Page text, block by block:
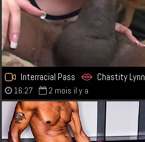
Interracial Pass Chastity Lynn
16:27 2 mois il y a